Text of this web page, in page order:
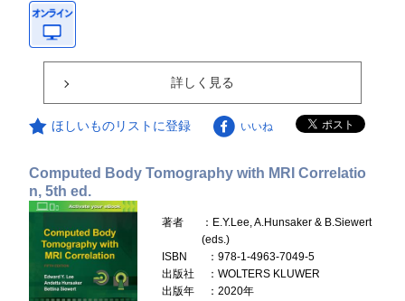
詳しく見る
ほしいものリストに登録 いいね
Computed Body Tomography with MRI Correlatio
n, 5th ed.
著者
：E.Y.Lee, A.Hunsaker & B.Siewert
(eds.)
ISBN
：978-1-4963-7049-5
出版社
：WOLTERS KLUWER
出版年
：2020年